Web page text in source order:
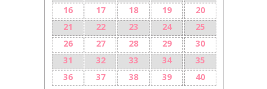
16
17 18 19
20
21
22 23 24
25
26
27 28 29
30
31
32 33 34
35
36
37 38 39 40